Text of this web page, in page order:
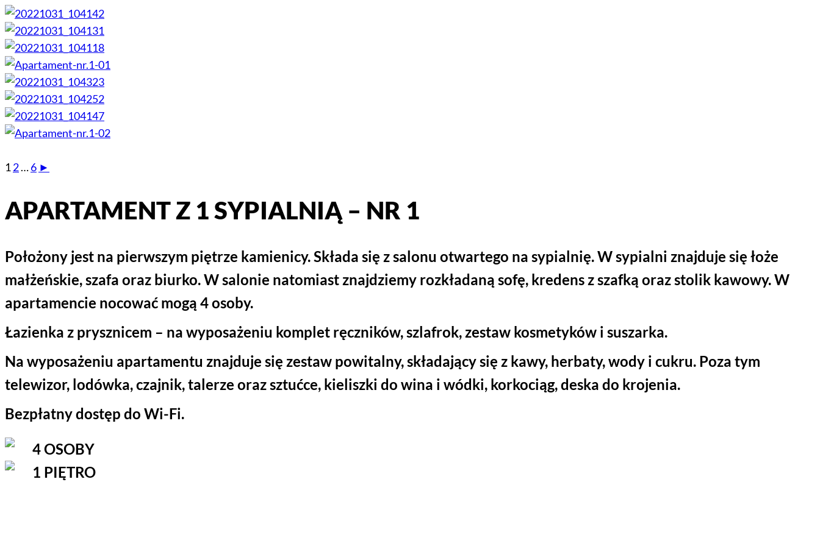
12…6 ►
APARTAMENT Z 1 SYPIALNIĄ – NR 1
Położony jest na pierwszym piętrze kamienicy. Składa się z salonu otwartego na sypialnię. W sypialni znajduje się łoże
małżeńskie, szafa oraz biurko. W salonie natomiast znajdziemy rozkładaną sofę, kredens z szafką oraz stolik kawowy. W
apartamencie nocować mogą 4 osoby.
Łazienka z prysznicem – na wyposażeniu komplet ręczników, szlafrok, zestaw kosmetyków i suszarka.
Na wyposażeniu apartamentu znajduje się zestaw powitalny, składający się z kawy, herbaty, wody i cukru. Poza tym
telewizor, lodówka, czajnik, talerze oraz sztućce, kieliszki do wina i wódki, korkociąg, deska do krojenia.
Bezpłatny dostęp do Wi-Fi.
4 OSOBY
1 PIĘTRO